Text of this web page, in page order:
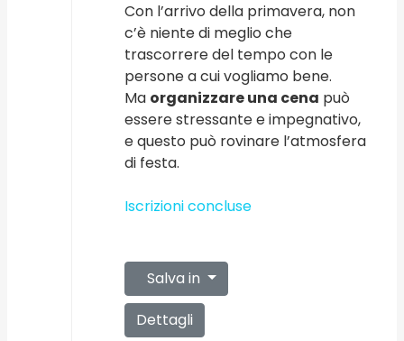
Con l’arrivo della primavera, non
c’è niente di meglio che
trascorrere del tempo con le
persone a cui vogliamo bene.
Ma organizzare una cena può
essere stressante e impegnativo,
e questo può rovinare l’atmosfera
di festa.
Iscrizioni concluse
Salva in
Dettagli